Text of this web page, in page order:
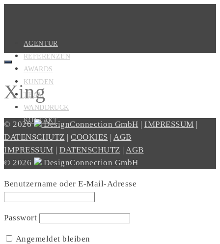
AGENTUR
REFERENZEN
AWARDS
KUNDEN
TEAM
WANDDRUCK
KONTAKT
Xing
© 2026 DesignConnection GmbH IMPRESSUM
DATENSCHUTZ
COOKIES
AGB
IMPRESSUM
DATENSCHUTZ
AGB
© 2026
DesignConnection GmbH
Benutzername oder E-Mail-Adresse
Passwort
Angemeldet bleiben